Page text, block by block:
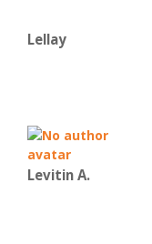
Lellay
Levitin A.